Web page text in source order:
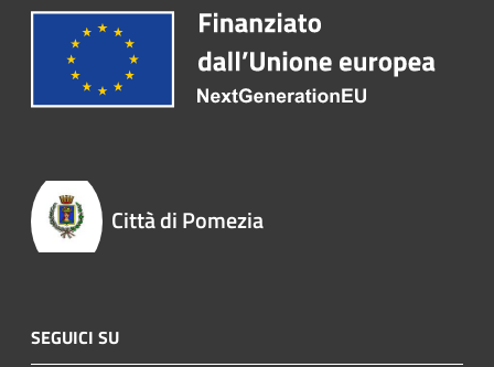
Città di Pomezia
SEGUICI SU